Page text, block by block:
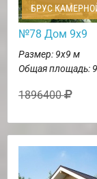
БРУС
№78 Дом 9х9
Размер: 9х9 м
Общая площадь:
1896400